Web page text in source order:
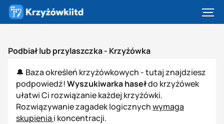
Podbiał lub przylaszczka - Krzyżówka
🔔 Baza określeń krzyżówkowych - tutaj znajdziesz
podpowiedź!Wyszukiwarka hasełdo krzyżówek
ułatwi Ci rozwiązanie każdej krzyżówki.
Rozwiązywanie zagadek logicznychwymaga
skupienia i koncentracji.